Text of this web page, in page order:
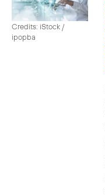
Credits: iStock /
ipopba